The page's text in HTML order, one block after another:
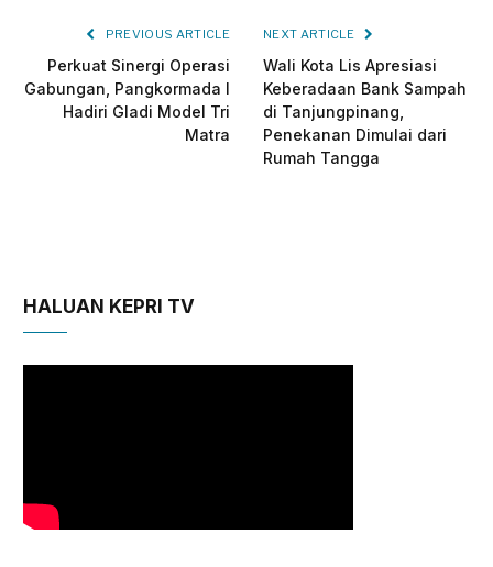
PREVIOUS ARTICLE
Perkuat Sinergi Operasi
Gabungan, Pangkormada I
Hadiri Gladi Model Tri
Matra
NEXT ARTICLE
Wali Kota Lis Apresiasi
Keberadaan Bank Sampah
di Tanjungpinang,
Penekanan Dimulai dari
Rumah Tangga
HALUAN KEPRI TV